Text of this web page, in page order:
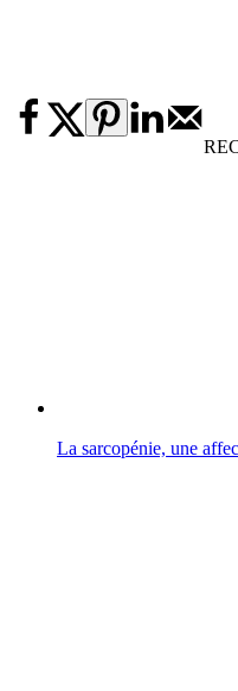
La sarcopénie, une